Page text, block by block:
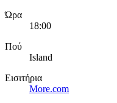
Ώρα
18:00
Πού
Island
Εισιτήρια
More.com